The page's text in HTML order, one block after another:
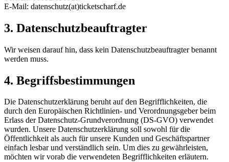
E-Mail: datenschutz(at)ticketscharf.de
3. Datenschutzbeauftragter
Wir weisen darauf hin, dass kein Datenschutzbeauftragter benannt
werden muss.
4. Begriffsbestimmungen
Die Datenschutzerklärung beruht auf den Begrifflichkeiten, die
durch den Europäischen Richtlinien- und Verordnungsgeber beim
Erlass der Datenschutz-Grundverordnung (DS-GVO) verwendet
wurden. Unsere Datenschutzerklärung soll sowohl für die
Öffentlichkeit als auch für unsere Kunden und Geschäftspartner
einfach lesbar und verständlich sein. Um dies zu gewährleisten,
möchten wir vorab die verwendeten Begrifflichkeiten erläutern.